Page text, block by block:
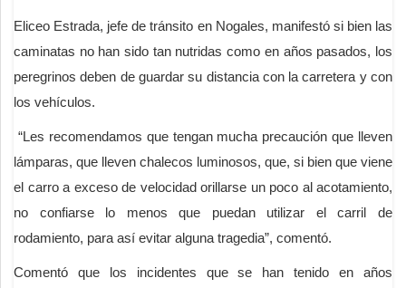
Eliceo Estrada, jefe de tránsito en Nogales, manifestó si bien las
caminatas no han sido tan nutridas como en años pasados, los
peregrinos deben de guardar su distancia con la carretera y con
los vehículos.
“Les recomendamos que tengan mucha precaución que lleven
lámparas, que lleven chalecos luminosos, que, si bien que viene
el carro a exceso de velocidad orillarse un poco al acotamiento,
no confiarse lo menos que puedan utilizar el carril de
rodamiento, para así evitar alguna tragedia”, comentó.
Comentó que los incidentes que se han tenido en años